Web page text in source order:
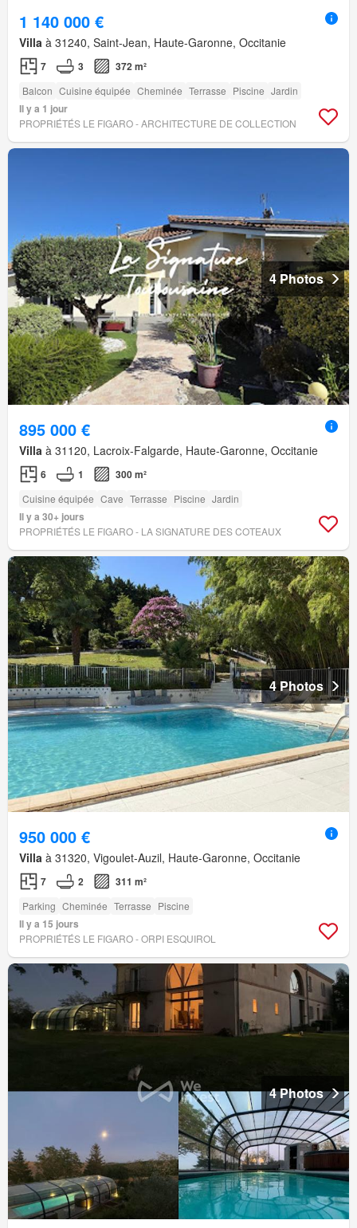
1 140 000 €
Villa à 31240, Saint-Jean, Haute-Garonne, Occitanie
7 3 372 m²
Balcon Cuisine équipée Cheminée Terrasse Piscine Jardin
Il y a 1 jour
PROPRIÉTÉS LE FIGARO - ARCHITECTURE DE COLLECTION
4 Photos
895 000 €
Villa à 31120, Lacroix-Falgarde, Haute-Garonne, Occitanie
6 1 300 m²
Cuisine équipée Cave Terrasse Piscine Jardin
Il y a 30+ jours
PROPRIÉTÉS LE FIGARO - LA SIGNATURE DES COTEAUX
4 Photos
950 000 €
Villa à 31320, Vigoulet-Auzil, Haute-Garonne, Occitanie
7 2 311 m²
Parking Cheminée Terrasse Piscine
Il y a 15 jours
PROPRIÉTÉS LE FIGARO - ORPI ESQUIROL
4 Photos